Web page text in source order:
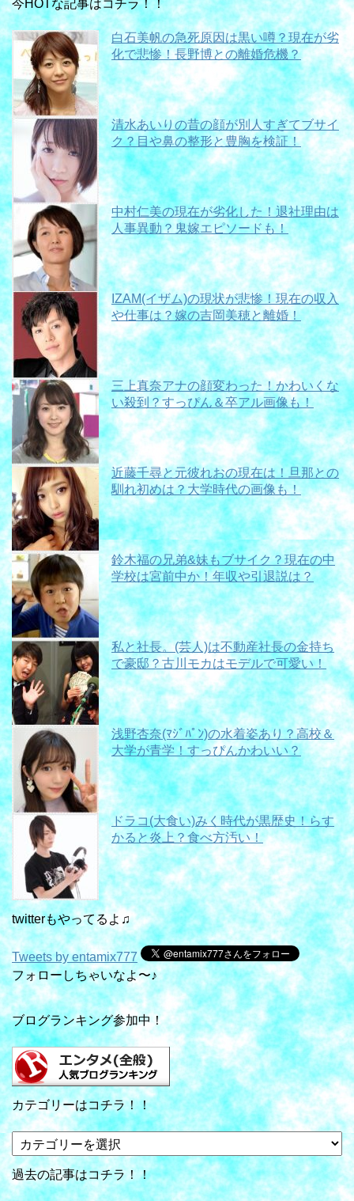
今HOTな記事はコチラ！！
白石美帆の急死原因は黒い噂？現在が劣
化で悲惨！長野博との離婚危機？
清水あいりの昔の顔が別人すぎてブサイ
ク？目や鼻の整形と豊胸を検証！
中村仁美の現在が劣化した！退社理由は
人事異動？鬼嫁エピソードも！
IZAM(イザム)の現状が悲惨！現在の収入
や仕事は？嫁の吉岡美穂と離婚！
三上真奈アナの顔変わった！かわいくな
い殺到？すっぴん＆卒アル画像も！
近藤千尋と元彼れおの現在は！旦那との
馴れ初めは？大学時代の画像も！
鈴木福の兄弟&妹もブサイク？現在の中
学校は宮前中か！年収や引退説は？
私と社長。(芸人)は不動産社長の金持ち
で豪邸？古川モカはモデルで可愛い！
浅野杏奈(ﾏｼﾞﾊﾟﾝ)の水着姿あり？高校＆
大学が青学！すっぴんかわいい？
ドラコ(大食い)みく時代が黒歴史！らす
かると炎上？食べ方汚い！
twitterもやってるよ♫
Tweets by entamix777
フォローしちゃいなよ〜♪
ブログランキング参加中！
カテゴリーはコチラ！！
テ
ゴ
リ
過去の記事はコチラ！！